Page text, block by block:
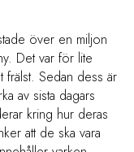
över en miljon
Det var för lite
frälst. Sedan dess är
av sista dagars
kring hur deras
att de ska vara